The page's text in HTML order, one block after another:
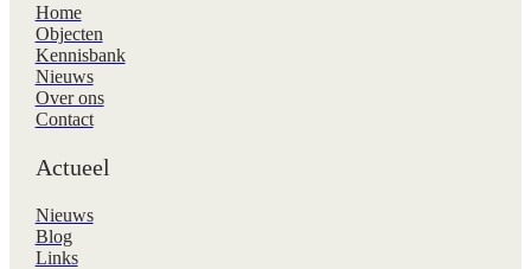
Home
Objecten
Kennisbank
Nieuws
Over ons
Contact
Actueel
Nieuws
Blog
Links